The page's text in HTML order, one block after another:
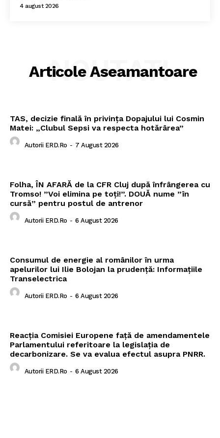
4 august 2026
Articole Aseamantoare
NOUTATI
TAS, decizie finală în privința Dopajului lui Cosmin
Matei: „Clubul Sepsi va respecta hotărârea”
Autorii ERD.ro - 7 August 2026
Folha, ÎN AFARĂ de la CFR Cluj după înfrângerea cu
Tromso! ”Voi elimina pe toți!”. DOUĂ nume ”în
cursă” pentru postul de antrenor
Autorii ERD.ro - 6 August 2026
Consumul de energie al românilor în urma
apelurilor lui Ilie Bolojan la prudență: Informațiile
Transelectrica
Autorii ERD.ro - 6 August 2026
Reacția Comisiei Europene față de amendamentele
Parlamentului referitoare la legislația de
decarbonizare. Se va evalua efectul asupra PNRR.
Autorii ERD.ro - 6 August 2026